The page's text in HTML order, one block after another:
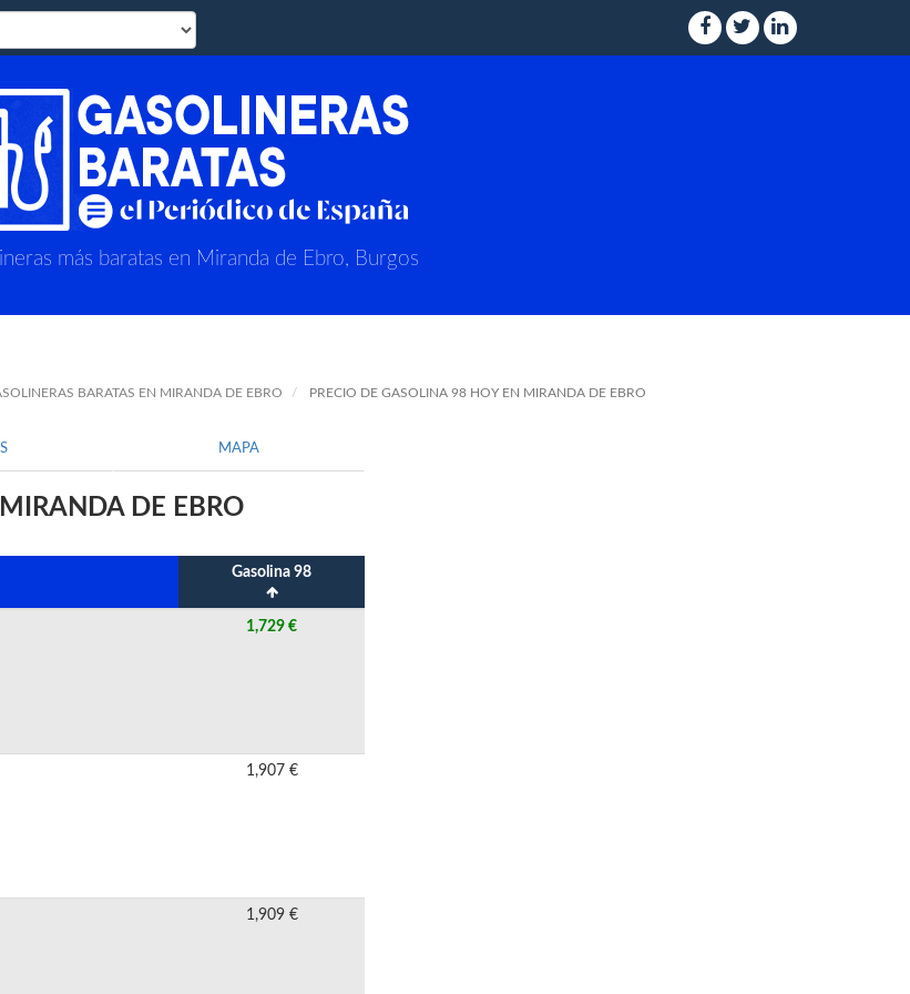
más baratas en Miranda de Ebro, Burgos
BARATAS EN MIRANDA DE EBRO PRECIO DE GASOLINA 98 HOY EN MIRANDA DE EBRO
MAPA
DE EBRO
Gasolina 98
1,729 €
1,907 €
1,909 €